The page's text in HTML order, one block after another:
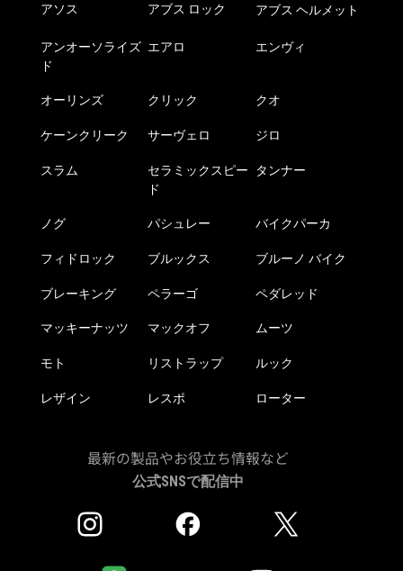
アソス アブス ロック アブス ヘルメット
アンオーソライズ
ド
エアロ エンヴィ
オーリンズ クリック クオ
ケーンクリーク サーヴェロ ジロ
スラム
セラミックスピー
ド
タンナー
ノグ パシュレー バイクパーカ
フィドロック ブルックス ブルーノ バイク
ブレーキング ペラーゴ ペダレッド
マッキーナッツ マックオフ ムーツ
モト リストラップ ルック
レザイン レスポ ローター
最新の製品やお役立ち情報など
公式SNSで配信中